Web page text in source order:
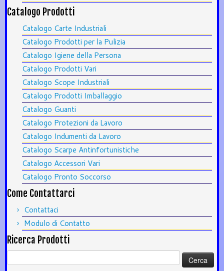
Catalogo Prodotti
Catalogo Carte Industriali
Catalogo Prodotti per la Pulizia
Catalogo Igiene della Persona
Catalogo Prodotti Vari
Catalogo Scope Industriali
Catalogo Prodotti Imballaggio
Catalogo Guanti
Catalogo Protezioni da Lavoro
Catalogo Indumenti da Lavoro
Catalogo Scarpe Antinfortunistiche
Catalogo Accessori Vari
Catalogo Pronto Soccorso
Come Contattarci
Contattaci
Modulo di Contatto
Ricerca Prodotti
Ricerca
per: